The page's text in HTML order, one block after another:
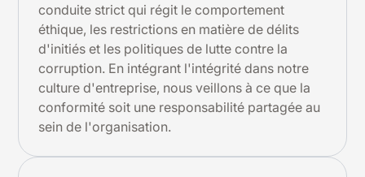
conduite strict qui régit le comportement
éthique, les restrictions en matière de délits
d'initiés et les politiques de lutte contre la
corruption. En intégrant l'intégrité dans notre
culture d'entreprise, nous veillons à ce que la
conformité soit une responsabilité partagée au
sein de l'organisation.